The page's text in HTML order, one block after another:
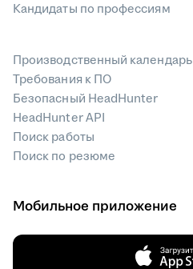
Кандидаты по профессиям
Производственный календарь
Требования к ПО
Безопасный HeadHunter
HeadHunter API
Поиск работы
Поиск по резюме
Мобильное приложение